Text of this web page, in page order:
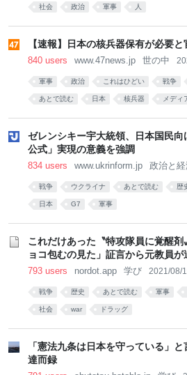
社会 政治 軍事 人
【速報】日本の核兵器保有が必要と
840 users www.47news.jp 世の中
軍事 政治 これはひどい 戦争
あとで読む 日本 核兵器 メディ
ゼレンシキー宇大統領、日本国民
公式」実現の意義を強調
834 users www.ukrinform.jp 政治と経
戦争 ウクライナ あとで読む 歴
日本 G7 軍事
これだけあった〝特攻隊員に覚醒
ョコ包むの見た」証言から元教員
793 users nordot.app 学び 2021/08/
戦争 歴史 あとで読む 軍事
社会 war ドラッグ
「憲法九条は日本を守っている」
達而録